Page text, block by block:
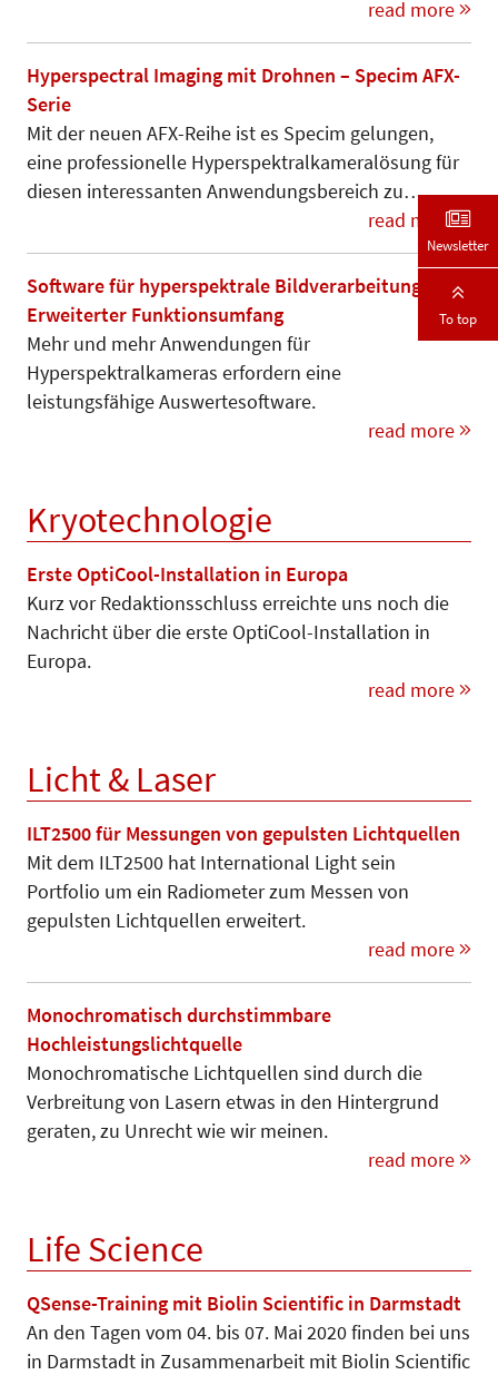
read more
Hyperspectral Imaging mit Drohnen – Specim AFX-
Serie
Mit der neuen AFX-Reihe ist es Specim gelungen,
eine professionelle Hyperspektralkameralösung für
diesen interessanten Anwendungsbereich zu…
read more
Software für hyperspektrale Bildverarbeitung –
Erweiterter Funktionsumfang
Mehr und mehr Anwendungen für
Hyperspektralkameras erfordern eine
leistungsfähige Auswertesoftware.
read more
Kryotechnologie
Erste OptiCool-Installation in Europa
Kurz vor Redaktionsschluss erreichte uns noch die
Nachricht über die erste OptiCool-Installation in
Europa.
read more
Licht & Laser
ILT2500 für Messungen von gepulsten Lichtquellen
Mit dem ILT2500 hat International Light sein
Portfolio um ein Radiometer zum Messen von
gepulsten Lichtquellen erweitert.
read more
Monochromatisch durchstimmbare
Hochleistungslichtquelle
Monochromatische Lichtquellen sind durch die
Verbreitung von Lasern etwas in den Hintergrund
geraten, zu Unrecht wie wir meinen.
read more
Life Science
QSense-Training mit Biolin Scientific in Darmstadt
An den Tagen vom 04. bis 07. Mai 2020 finden bei uns
in Darmstadt in Zusammenarbeit mit Biolin Scientific
Newsletter
To top